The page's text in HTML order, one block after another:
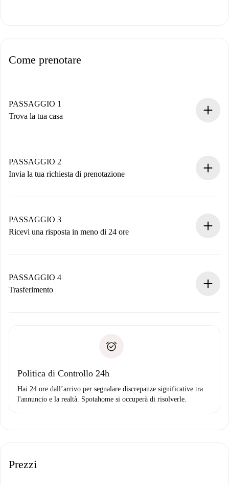
Come prenotare
PASSAGGIO 1
Trova la tua casa
Hai tutte le informazioni necessarie in anticipo.
PASSAGGIO 2
Invia la tua richiesta di prenotazione
non accetta.
PASSAGGIO 3
Ricevi una risposta in meno di 24 ore
contatto con il proprietario.
Se rifiutata: non ti addebiteremo nulla e ti proporremo
Domiciliazione del pagamento
PASSAGGIO 4
Trasferimento
solo se non segnali problemi.
Politica di Controllo 24h
Hai 24 ore dall’arrivo per segnalare discrepanze significative tra
l'annuncio e la realtà. Spotahome si occuperà di risolverle.
Prezzi